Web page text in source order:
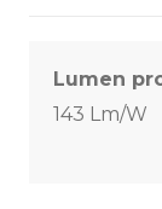
Lumen
143 Lm/W